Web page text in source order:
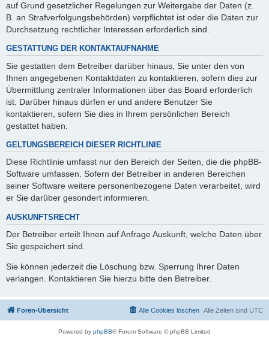
auf Grund gesetzlicher Regelungen zur Weitergabe der Daten (z.
B. an Strafverfolgungsbehörden) verpflichtet ist oder die Daten zur
Durchsetzung rechtlicher Interessen erforderlich sind.
GESTATTUNG DER KONTAKTAUFNAHME
Sie gestatten dem Betreiber darüber hinaus, Sie unter den von
Ihnen angegebenen Kontaktdaten zu kontaktieren, sofern dies zur
Übermittlung zentraler Informationen über das Board erforderlich
ist. Darüber hinaus dürfen er und andere Benutzer Sie
kontaktieren, sofern Sie dies in Ihrem persönlichen Bereich
gestattet haben.
GELTUNGSBEREICH DIESER RICHTLINIE
Diese Richtlinie umfasst nur den Bereich der Seiten, die die phpBB-
Software umfassen. Sofern der Betreiber in anderen Bereichen
seiner Software weitere personenbezogene Daten verarbeitet, wird
er Sie darüber gesondert informieren.
AUSKUNFTSRECHT
Der Betreiber erteilt Ihnen auf Anfrage Auskunft, welche Daten über
Sie gespeichert sind.
Sie können jederzeit die Löschung bzw. Sperrung Ihrer Daten
verlangen. Kontaktieren Sie hierzu bitte den Betreiber.
Foren-Übersicht Alle Zeiten sind UTC
Alle Cookies löschen
Powered by phpBB® Forum Software © phpBB Limited